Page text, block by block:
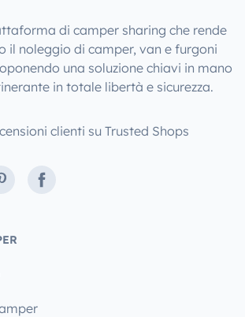
di camper sharing che rende
il noleggio di camper, van e furgoni
una soluzione chiavi in mano
in totale libertà e sicurezza.
clienti su Trusted Shops
Facebook